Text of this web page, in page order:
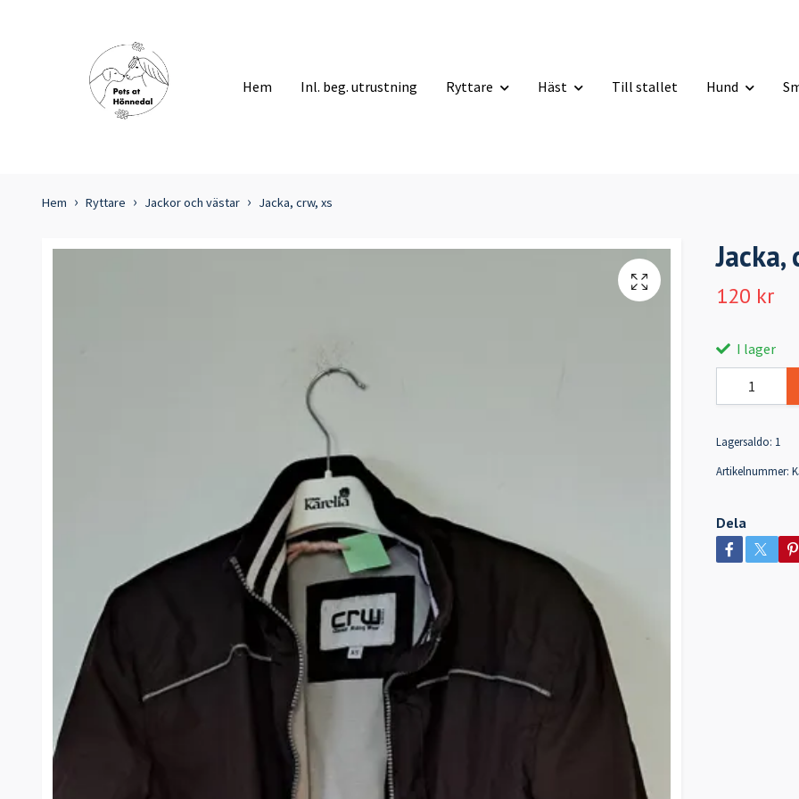
Hem Inl. beg. utrustning Ryttare Häst Till stallet Hund
Hem Ryttare Jackor och västar Jacka, crw, xs
Jacka,
120 kr
I lager
Lagersaldo: 1
Artikelnummer:
Dela